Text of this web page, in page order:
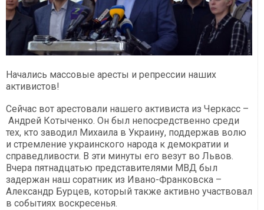
Начались массовые аресты и репрессии наших
активистов!
Сейчас вот арестовали нашего активиста из Черкасс –
Андрей Котыченко. Он был непосредственно среди
тех, кто заводил Михаила в Украину, поддержав волю
и стремление украинского народа к демократии и
справедливости. В эти минуты его везут во Львов.
Вчера пятнадцатью представителями МВД был
задержан наш соратник из Ивано-Франковска –
Александр Бурцев, который также активно участвовал
в событиях воскресенья.